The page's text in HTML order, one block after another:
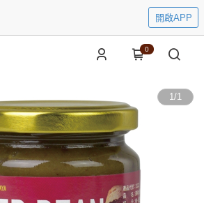
開啟APP
0
1/1